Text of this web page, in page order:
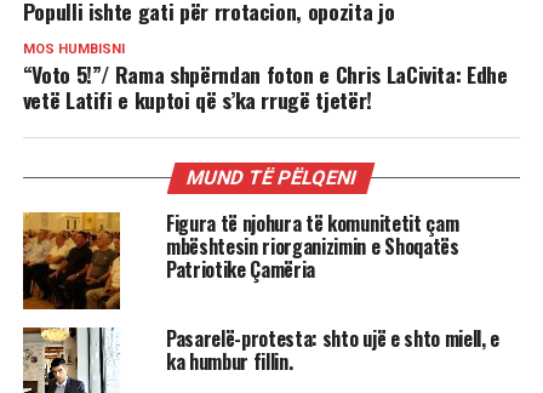
Populli ishte gati për rrotacion, opozita jo
MOS HUMBISNI
“Voto 5!”/ Rama shpërndan foton e Chris LaCivita: Edhe
vetë Latifi e kuptoi që s’ka rrugë tjetër!
MUND TË PËLQENI
Figura të njohura të komunitetit çam
mbështesin riorganizimin e Shoqatës
Patriotike Çamëria
Pasarelë-protesta: shto ujë e shto miell, e
ka humbur fillin.